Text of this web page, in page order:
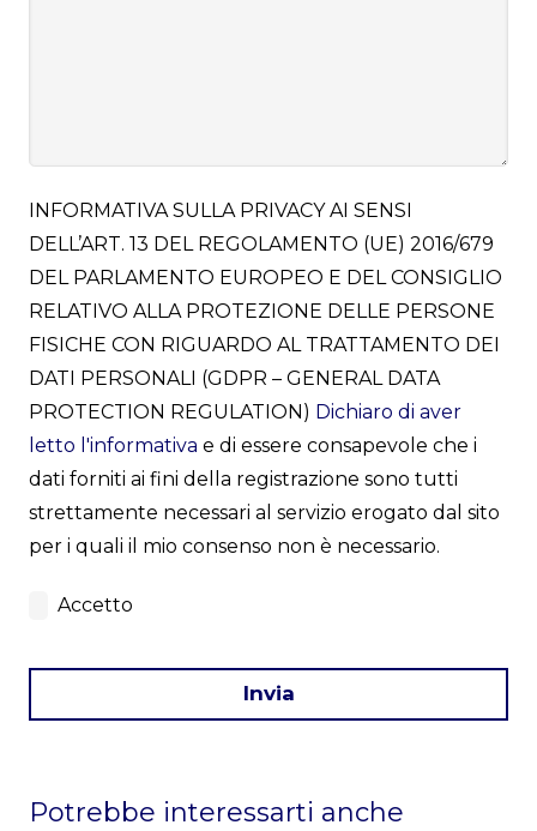
INFORMATIVA SULLA PRIVACY AI SENSI
DELL’ART. 13 DEL REGOLAMENTO (UE) 2016/679
DEL PARLAMENTO EUROPEO E DEL CONSIGLIO
RELATIVO ALLA PROTEZIONE DELLE PERSONE
FISICHE CON RIGUARDO AL TRATTAMENTO DEI
DATI PERSONALI (GDPR – GENERAL DATA
PROTECTION REGULATION) Dichiaro di aver
letto l'informativa e di essere consapevole che i
dati forniti ai fini della registrazione sono tutti
strettamente necessari al servizio erogato dal sito
per i quali il mio consenso non è necessario.
Accetto
Invia
should
Potrebbe interessarti anche